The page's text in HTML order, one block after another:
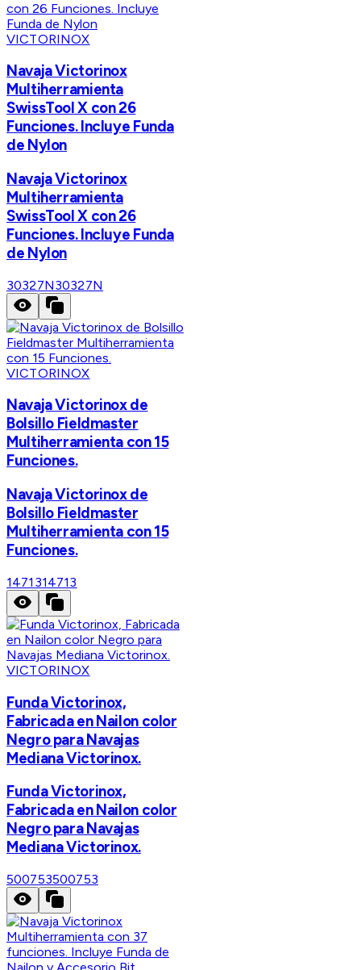
VICTORINOX
Navaja Victorinox
Multiherramienta
SwissTool X con 26
Funciones. Incluye Funda
de Nylon
Navaja Victorinox
Multiherramienta
SwissTool X con 26
Funciones. Incluye Funda
de Nylon
30327N30327N
VICTORINOX
Navaja Victorinox de
Bolsillo Fieldmaster
Multiherramienta con 15
Funciones.
Navaja Victorinox de
Bolsillo Fieldmaster
Multiherramienta con 15
Funciones.
1471314713
VICTORINOX
Funda Victorinox,
Fabricada en Nailon color
Negro para Navajas
Mediana Victorinox.
Funda Victorinox,
Fabricada en Nailon color
Negro para Navajas
Mediana Victorinox.
500753500753